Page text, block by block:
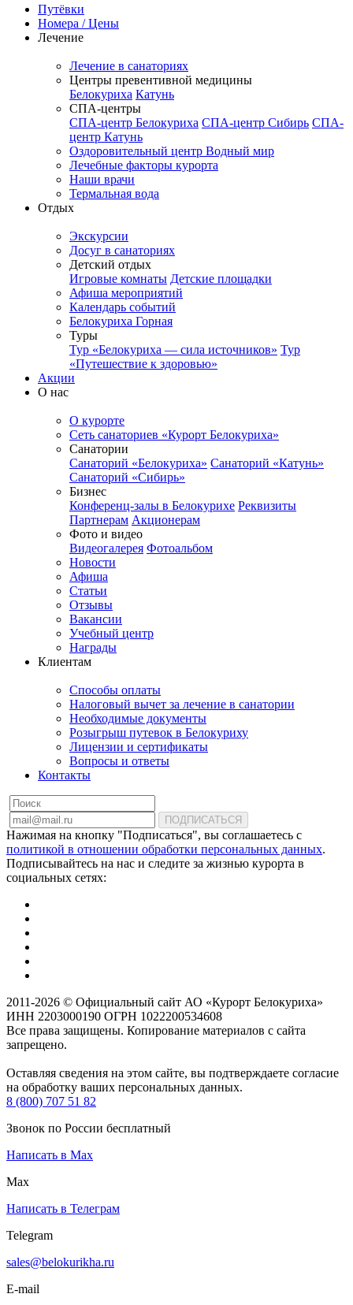
Путёвки
Номера / Цены
Лечение
Лечение в санаториях
Центры превентивной медицины
Белокуриха Катунь
СПА-центры
СПА-центр Белокуриха СПА-центр Сибирь СПА-
центр Катунь
Оздоровительный центр Водный мир
Лечебные факторы курорта
Наши врачи
Термальная вода
Отдых
Экскурсии
Досуг в санаториях
Детский отдых
Игровые комнаты Детские площадки
Афиша мероприятий
Календарь событий
Белокуриха Горная
Туры
Тур «Белокуриха — сила источников» Тур
«Путешествие к здоровью»
Акции
О нас
О курорте
Сеть санаториев «Курорт Белокуриха»
Санатории
Санаторий «Белокуриха» Санаторий «Катунь»
Санаторий «Сибирь»
Бизнес
Конференц-залы в Белокурихе Реквизиты
Партнерам Акционерам
Фото и видео
Видеогалерея Фотоальбом
Новости
Афиша
Статьи
Отзывы
Вакансии
Учебный центр
Награды
Клиентам
Способы оплаты
Налоговый вычет за лечение в санатории
Необходимые документы
Розыгрыш путевок в Белокуриху
Лицензии и сертификаты
Вопросы и ответы
Контакты
ПОДПИСАТЬСЯ
Нажимая на кнопку "Подписаться", вы соглашаетесь с
политикой в отношении обработки персональных данных.
Подписывайтесь на нас и следите за жизнью курорта в
социальных сетях:
2011-2026 © Официальный сайт АО «Курорт Белокуриха»
ИНН 2203000190 ОГРН 1022200534608
Все права защищены. Копирование материалов с сайта
запрещено.
Оставляя сведения на этом сайте, вы подтверждаете согласие
на обработку ваших персональных данных.
8 (800) 707 51 82
Звонок по России бесплатный
Написать в Max
Max
Написать в Телеграм
Telegram
sales@belokurikha.ru
E-mail